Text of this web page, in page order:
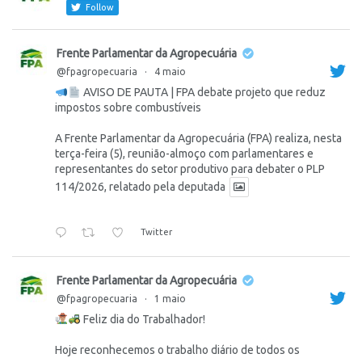
Follow
Frente Parlamentar da Agropecuária
@fpagropecuaria · 4 maio
AVISO DE PAUTA | FPA debate projeto que reduz
impostos sobre combustíveis
A Frente Parlamentar da Agropecuária (FPA) realiza, nesta
terça-feira (5), reunião-almoço com parlamentares e
representantes do setor produtivo para debater o PLP
114/2026, relatado pela deputada
Twitter
Frente Parlamentar da Agropecuária
@fpagropecuaria · 1 maio
Feliz dia do Trabalhador!
Hoje reconhecemos o trabalho diário de todos os